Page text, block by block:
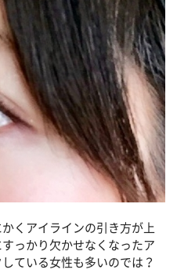
くアイラインの引き方が上
っかり欠かせなくなったア
ている女性も多いのでは？